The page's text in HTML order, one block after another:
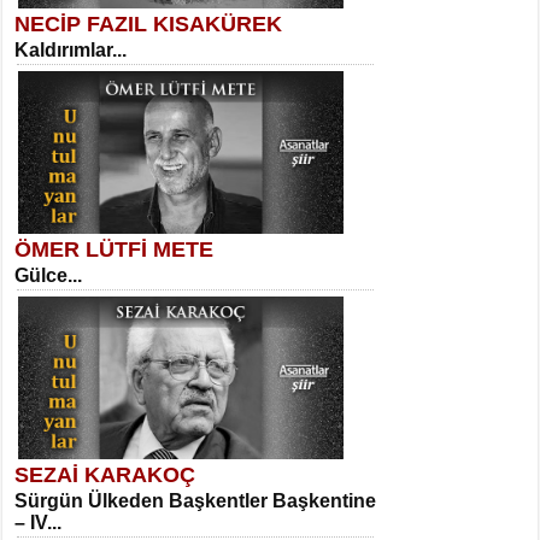
SELAHATTİN YILDIZ
İnsanın Zindanı...
MEHMET TAŞTAN
Vagon’da Bir Şairle...
SITKI CANEY
Oruçla Devrim ve Özgürlüğe…...
Sibel Orhan
İki Kırık Boşluk...
Meral Yağmur
Eski Bir Şiir...
NECİP FAZIL KISAKÜREK
Kaldırımlar...
ÖMER LÜTFİ METE
Gülce...
SEZAİ KARAKOÇ
Sürgün Ülkeden Başkentler Başkentine
– IV...